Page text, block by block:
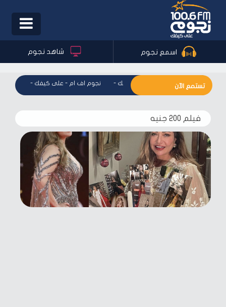
Toggle
اسمع نجوم شاهد نجوم
تستمع الآن - نجوم اف ام - على كيفك -نجوم اف ام - على كيفك نجوم
فيلم 200 جنيه